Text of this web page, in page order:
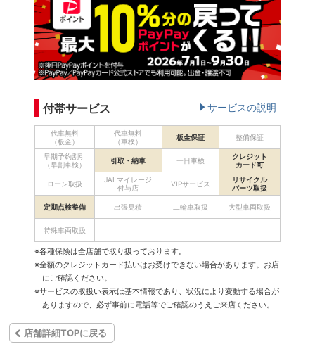
付帯サービス サービスの説明
代車無料
（板金）
代車無料
（車検）
板金保証 整備保証
早期予約割引
（早割車検）
引取・納車 一日車検
クレジット
カード可
ローン取扱
JALマイレージ
付与店
VIPサービス
リサイクル
パーツ取扱
定期点検整備 出張見積 二輪車取扱 大型車両取扱
特殊車両取扱
※各種保険は全店舗で取り扱っております。
※全額のクレジットカード払いはお受けできない場合があります。お店
にご確認ください。
※サービスの取扱い表示は基本情報であり、状況により変動する場合が
ありますので、必ず事前に電話等でご確認のうえご来店ください。
店舗詳細TOPに戻る